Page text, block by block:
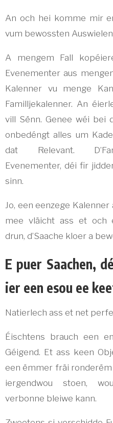
An och hei komme mir
vum bewossten
A mengem Fall
Evenementer aus
Kalenner vu menge
Familljekalenner. An
vill Sënn. Genee wéi bei
onbedéngt alles um
dat Relevant.
Evenementer, déi fir
sinn.
Jo, een eenzege
mee vläicht ass et och
drun, d’Saache kloer a
E puer Saachen,
ier een esou ee
Natierlech ass et net
Éischtens brauch een
Géigend. Et ass keen
een ëmmer fräi
iergendwou stoen,
verbonne bleiwe kann.